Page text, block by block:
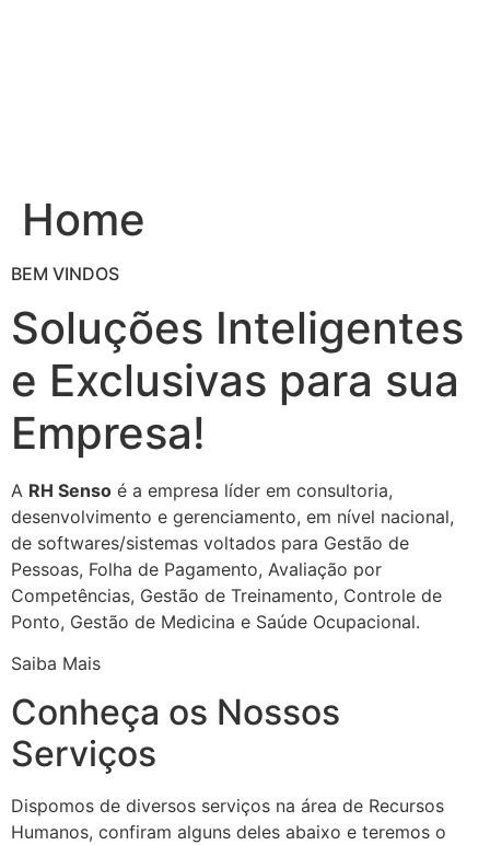
Home
BEM VINDOS
Soluções Inteligentes
e Exclusivas para sua
Empresa!
A RH Senso é a empresa líder em consultoria,
desenvolvimento e gerenciamento, em nível nacional,
de softwares/sistemas voltados para Gestão de
Pessoas, Folha de Pagamento, Avaliação por
Competências, Gestão de Treinamento, Controle de
Ponto, Gestão de Medicina e Saúde Ocupacional.
Saiba Mais
Conheça os Nossos
Serviços
Dispomos de diversos serviços na área de Recursos
Humanos, confiram alguns deles abaixo e teremos o